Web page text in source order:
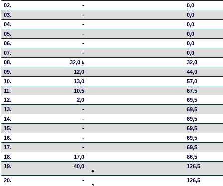
02.
-
0,0
03.
-
0,0
04.
-
0,0
05.
-
0,0
06.
-
0,0
07.
-
0,0
08.
32,0k
32,0
09.
12,0
44,0
10.
13,0
57,0
11.
10,5
67,5
12.
2,0
69,5
13.
-
69,5
14.
-
69,5
15.
-
69,5
16.
-
69,5
17.
-
69,5
18.
17,0
86,5
19.
40,0 126,5
20. - 126,5